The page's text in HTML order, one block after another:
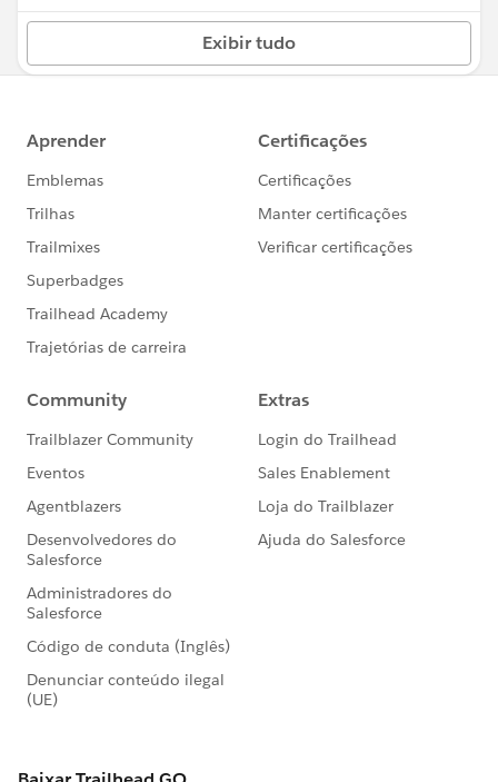
Exibir tudo